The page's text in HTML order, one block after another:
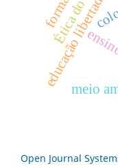
educação libertadora
meio
Open Journal